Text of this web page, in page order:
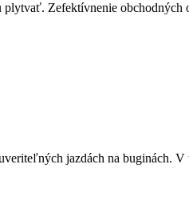
Zefektívnenie obchodných
jazdách na buginách.